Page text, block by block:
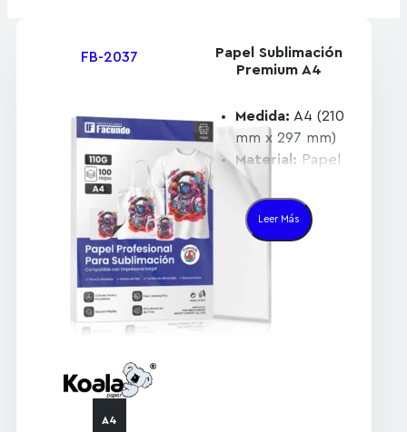
FB-2037
A4
Papel Sublimación
Premium A4
Medida: A4 (210
mm x 297 mm)
Material: Papel
premium de
sublimación de
secado rápido
Leer Más